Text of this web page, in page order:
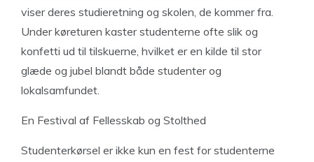
viser deres studieretning og skolen, de kommer fra.
Under køreturen kaster studenterne ofte slik og
konfetti ud til tilskuerne, hvilket er en kilde til stor
glæde og jubel blandt både studenter og
lokalsamfundet.
En Festival af Fellesskab og Stolthed
Studenterkørsel er ikke kun en fest for studenterne